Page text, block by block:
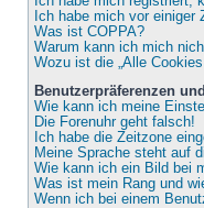
Ich habe mich vor einiger
Was ist COPPA?
Warum kann ich mich
Wozu ist die „Alle
Benutzerpräferenzen
Wie kann ich meine
Die Forenuhr geht falsch!
Ich habe die Zeitzone
Meine Sprache steht auf
Wie kann ich ein Bild bei
Was ist mein Rang und
Wenn ich bei einem